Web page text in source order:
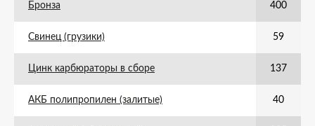
Бронза 400
Свинец (грузики) 59
Цинк карбюраторы в сборе 137
АКБ полипропилен (залитые) 40